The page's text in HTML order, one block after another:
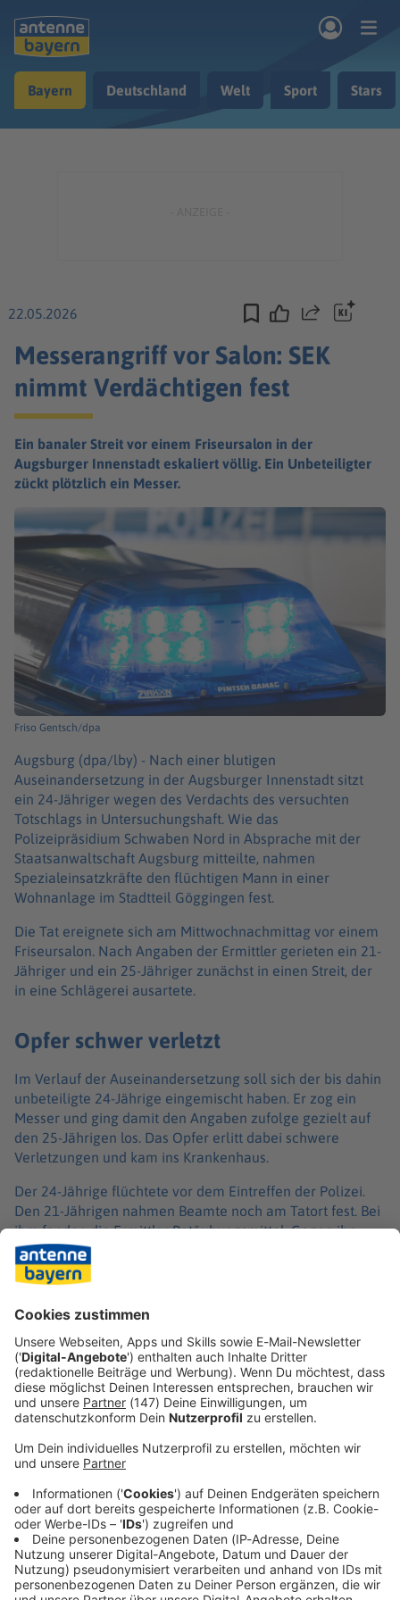
Musik & Radio
Bayern Deutschland Welt Sport Stars
22.05.2026 Teilen
Messerangriff vor Salon: SEK
nimmt Verdächtigen fest
Ein banaler Streit vor einem Friseursalon in der
Augsburger Innenstadt eskaliert völlig. Ein Unbeteiligter
zückt plötzlich ein Messer.
Friso Gentsch/dpa
Augsburg (dpa/lby) - Nach einer blutigen
Auseinandersetzung in der Augsburger Innenstadt sitzt
ein 24-Jähriger wegen des Verdachts des versuchten
Totschlags in Untersuchungshaft. Wie das
Polizeipräsidium Schwaben Nord in Absprache mit der
Staatsanwaltschaft Augsburg mitteilte, nahmen
Spezialeinsatzkräfte den flüchtigen Mann in einer
Wohnanlage im Stadtteil Göggingen fest.
Die Tat ereignete sich am Mittwochnachmittag vor einem
Friseursalon. Nach Angaben der Ermittler gerieten ein 21-
Jähriger und ein 25-Jähriger zunächst in einen Streit, der
in eine Schlägerei ausartete.
Opfer schwer verletzt
Im Verlauf der Auseinandersetzung soll sich der bis dahin
unbeteiligte 24-Jährige eingemischt haben. Er zog ein
Messer und ging damit den Angaben zufolge gezielt auf
den 25-Jährigen los. Das Opfer erlitt dabei schwere
Verletzungen und kam ins Krankenhaus.
Der 24-Jährige flüchtete vor dem Eintreffen der Polizei.
Den 21-Jährigen nahmen Beamte noch am Tatort fest. Bei
ihm fanden die Ermittler Betäubungsmittel. Gegen ihn
wird wegen Körperverletzung und Drogenbesitzes
ermittelt. Die Polizei lokalisierte den Mann am
Donnerstag. Ein Ermittlungsrichter erließ am Freitag
Haftbefehl wegen versuchten Totschlags. Der 24-Jährige